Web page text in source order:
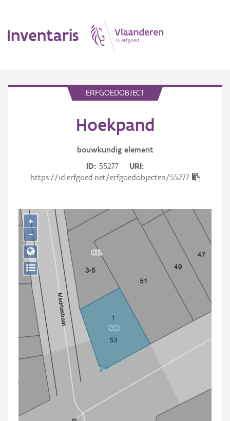
Inventaris
Gebeurtenis
Persoon of collectief
Downloads
Hergebruik
Aanmelden
ERFGOEDOBJECT
Hoekpand
bouwkundig element
ID 55277
URI
https://id.erfgoed.net/erfgoedobjecten/55277
+
−